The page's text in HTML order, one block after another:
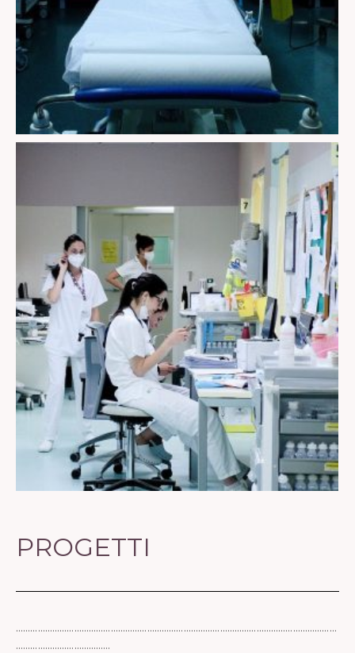
PROGETTI
……………………………………………………………………………………………………………………
…………………………………